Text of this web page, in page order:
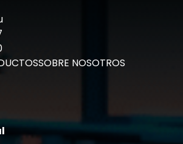
SOBRE NOSOTROS